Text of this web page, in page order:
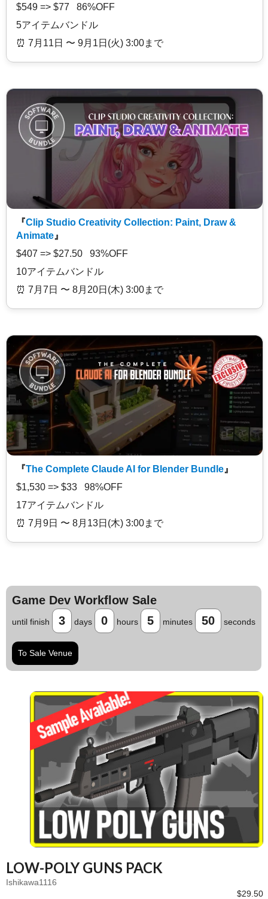
$549 => $77 86%OFF
5アイテムバンドル
⏰️ 7月11日 〜 9月1日(火) 3:00まで
『Clip Studio Creativity Collection: Paint, Draw &
Animate 』
$407 => $27.50 93%OFF
10アイテムバンドル
⏰️ 7月7日 〜 8月20日(木) 3:00まで
『The Complete Claude AI for Blender Bundle 』
$1,530 => $33 98%OFF
17アイテムバンドル
⏰️ 7月9日 〜 8月13日(木) 3:00まで
Game Dev Workflow Sale
until finish 3 days 0 hours 5 minutes 49 seconds
To Sale Venue
LOW-POLY GUNS PACK
Ishikawa1116
$29.50